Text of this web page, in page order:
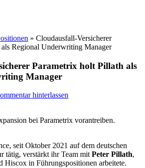
» Cloudausfall-Versicherer
Regional Underwriting Manager
Parametrix holt Pillath als
Manager
hinterlassen
bei Parametrix vorantreiben.
seit Oktober 2021 auf dem deutschen
tätig, verstärkt ihr Team mitPeter Pillath,
Hiscox in Führungspositionen arbeitete.